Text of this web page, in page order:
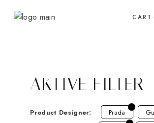
CART
AKTIVE FILTER
Product Designer: Prada